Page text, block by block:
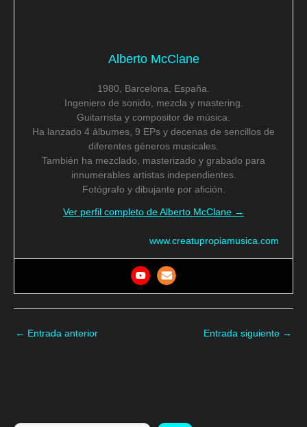
Alberto McClane
1980, Barcelona, España.
Ingeniero de sonido, mezcla y mastering.
Guitarrista y compositor de música.
Ha lanzado 4 álbumes, 9 EPs y decenas de sencillos de
diferentes géneros musicales.
También ha mezclado, masterizado y grabado para
innumerables artistas independientes.
Fotógrafo y dibujante por afición.
Ver perfil completo de Alberto McClane →
www.creatupropiamusica.com
← Entrada anterior Entrada siguiente →